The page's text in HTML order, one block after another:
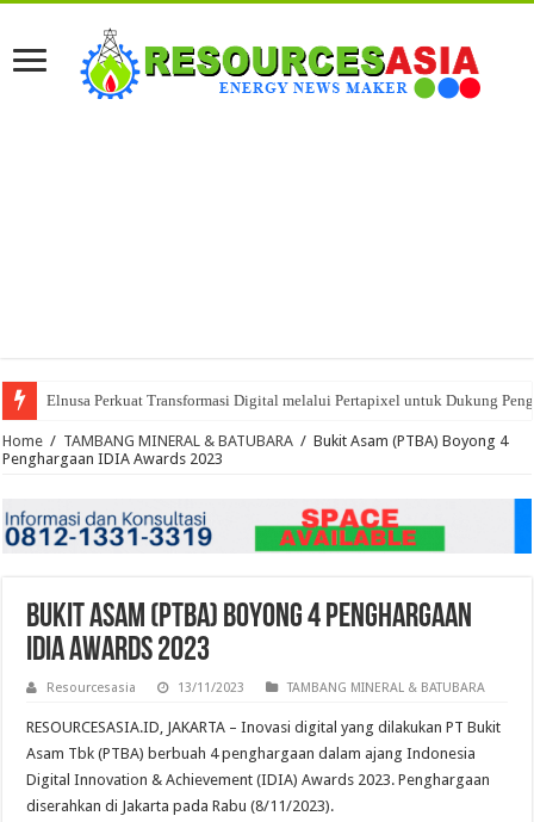
Elnusa Perkuat Transformasi Digital melalui Pertapixel untuk Dukung
Home / TAMBANG MINERAL & BATUBARA / Bukit Asam (PTBA) Boyong 4
Penghargaan IDIA Awards 2023
Bukit Asam (PTBA) Boyong 4 Penghargaan
IDIA Awards 2023
Resourcesasia 13/11/2023 TAMBANG MINERAL & BATUBARA
RESOURCESASIA.ID, JAKARTA – Inovasi digital yang dilakukan PT Bukit
Asam Tbk (PTBA) berbuah 4 penghargaan dalam ajang Indonesia
Digital Innovation & Achievement (IDIA) Awards 2023. Penghargaan
diserahkan di Jakarta pada Rabu (8/11/2023).